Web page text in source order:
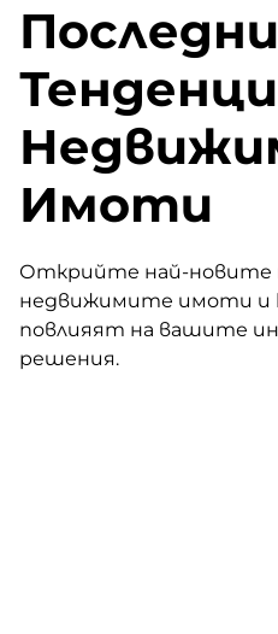
Имоти
Открийте най-новите
недвижимите имоти и
повлияят на вашите
решения.